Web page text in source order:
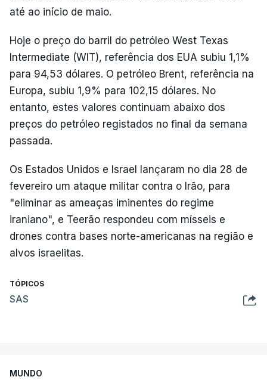
até ao início de maio.
Hoje o preço do barril do petróleo West Texas
Intermediate (WIT), referência dos EUA subiu 1,1%
para 94,53 dólares. O petróleo Brent, referência na
Europa, subiu 1,9% para 102,15 dólares. No
entanto, estes valores continuam abaixo dos
preços do petróleo registados no final da semana
passada.
Os Estados Unidos e Israel lançaram no dia 28 de
fevereiro um ataque militar contra o Irão, para
"eliminar as ameaças iminentes do regime
iraniano", e Teerão respondeu com mísseis e
drones contra bases norte-americanas na região e
alvos israelitas.
TÓPICOS
SAS
MUNDO